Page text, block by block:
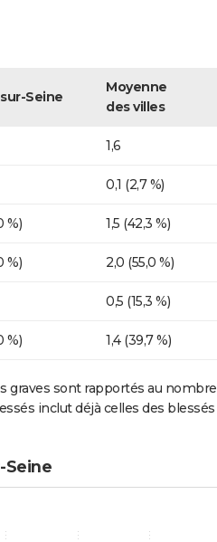
Seine
Moyenne
des villes
1,6
0,1 (2,7 %)
%) 1,5 (42,3 %)
%) 2,0 (55,0 %)
0,5 (15,3 %)
%) 1,4 (39,7 %)
graves sont rapportés au nombre
inclut déjà celles des blessés
Seine